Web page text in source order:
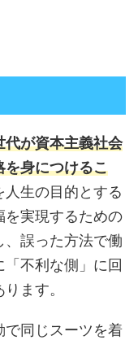
代が資本主義社会
を身につけるこ
人生の目的とする
を実現するための
誤った方法で働
不利な側」に回
ます。
で同じスーツを着